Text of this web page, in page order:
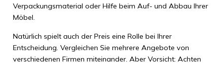
Verpackungsmaterial oder Hilfe beim Auf- und Abbau Ihrer
Möbel.
Natürlich spielt auch der Preis eine Rolle bei Ihrer
Entscheidung. Vergleichen Sie mehrere Angebote von
verschiedenen Firmen miteinander. Aber Vorsicht: Achten